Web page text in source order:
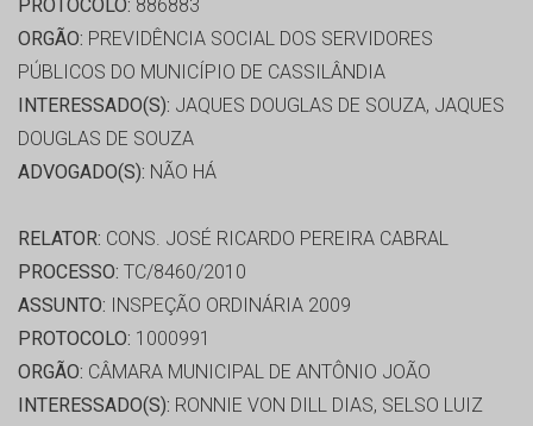
PROTOCOLO: 886883
ORGÃO: PREVIDÊNCIA SOCIAL DOS SERVIDORES
PÚBLICOS DO MUNICÍPIO DE CASSILÂNDIA
INTERESSADO(S): JAQUES DOUGLAS DE SOUZA, JAQUES
DOUGLAS DE SOUZA
ADVOGADO(S): NÃO HÁ
RELATOR: CONS. JOSÉ RICARDO PEREIRA CABRAL
PROCESSO: TC/8460/2010
ASSUNTO: INSPEÇÃO ORDINÁRIA 2009
PROTOCOLO: 1000991
ORGÃO: CÂMARA MUNICIPAL DE ANTÔNIO JOÃO
INTERESSADO(S): RONNIE VON DILL DIAS, SELSO LUIZ